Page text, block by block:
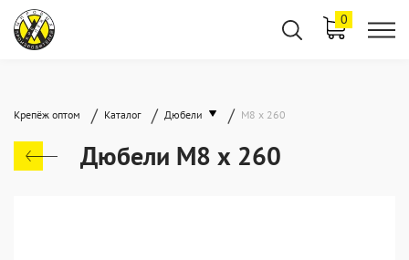
0
Крепёж оптом / Каталог / Дюбели / М8 х 260
Дюбели М8 х 260